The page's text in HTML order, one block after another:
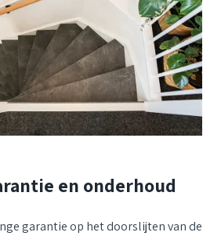
en onderhoud
garantie op het doorslijten van de